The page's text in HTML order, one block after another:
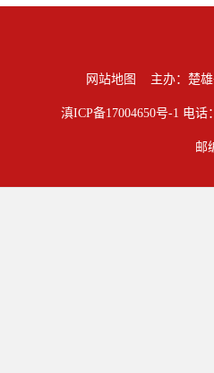
网站地图 主办：楚雄
滇ICP备17004650号-1 电话